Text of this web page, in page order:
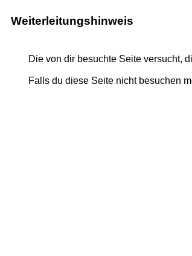
Weiterleitungshinweis
Die von dir besuchte Seite versucht,
Falls du diese Seite nicht besuchen